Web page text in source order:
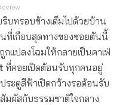
บทรอบข้างเต็มไปด้วยบ้าน
ที่เกือบสุดทางของซอยตันนี้
แปลงโฉมให้กลายเป็นคาเฟ่
ที่คอยเปิดต้อนรับทุกคนอยู่
ระตูสีฟ้าเปิดกว้างรอต้อนรับ
ผัสกับธรรมชาติใจกลาง